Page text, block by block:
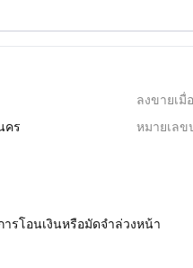
ลงขายเมื่อ
คร หมายเลข
รโอนเงินหรือมัดจำล่วงหน้า